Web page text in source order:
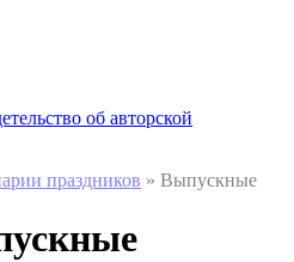
об авторской
праздников » Выпускные